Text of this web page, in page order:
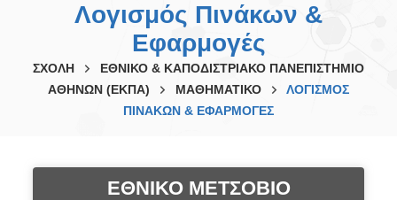
Λογισμός Πινάκων &
Εφαρμογές
ΣΧΟΛΗ
ΕΘΝΙΚΟ & ΚΑΠΟΔΙΣΤΡΙΑΚΟ ΠΑΝΕΠΙΣΤΗΜΙΟ
ΑΘΗΝΩΝ (ΕΚΠΑ)
ΜΑΘΗΜΑΤΙΚΟ
ΛΟΓΙΣΜΌΣ
ΠΙΝΆΚΩΝ & ΕΦΑΡΜΟΓΈΣ
ΕΘΝΙΚΟ ΜΕΤΣΟΒΙΟ